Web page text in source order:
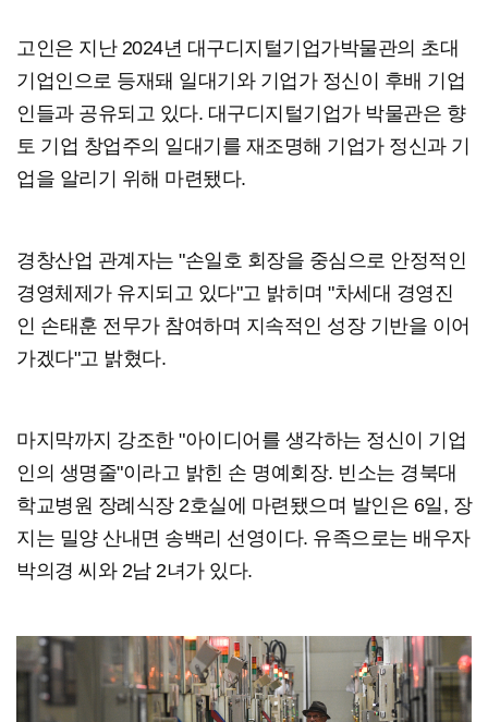
고인은 지난 2024년 대구디지털기업가박물관의 초대
기업인으로 등재돼 일대기와 기업가 정신이 후배 기업
인들과 공유되고 있다. 대구디지털기업가 박물관은 향
토 기업 창업주의 일대기를 재조명해 기업가 정신과 기
업을 알리기 위해 마련됐다.
경창산업 관계자는 "손일호 회장을 중심으로 안정적인
경영체제가 유지되고 있다"고 밝히며 "차세대 경영진
인 손태훈 전무가 참여하며 지속적인 성장 기반을 이어
가겠다"고 밝혔다.
마지막까지 강조한 "아이디어를 생각하는 정신이 기업
인의 생명줄"이라고 밝힌 손 명예회장. 빈소는 경북대
학교병원 장례식장 2호실에 마련됐으며 발인은 6일, 장
지는 밀양 산내면 송백리 선영이다. 유족으로는 배우자
박의경 씨와 2남 2녀가 있다.